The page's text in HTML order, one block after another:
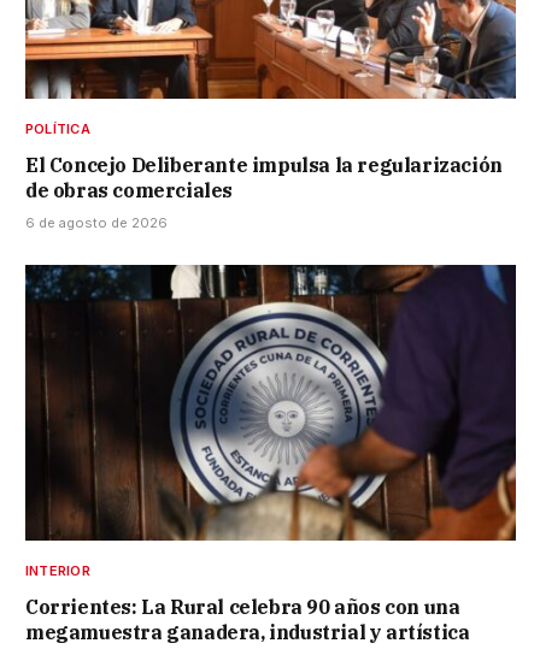
POLÍTICA
El Concejo Deliberante impulsa la regularización
de obras comerciales
6 de agosto de 2026
INTERIOR
Corrientes: La Rural celebra 90 años con una
megamuestra ganadera, industrial y artística